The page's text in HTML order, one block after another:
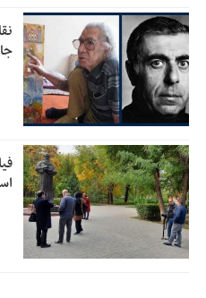
1:00 تمدید مهلت اظهارنامه‌های مالیاتی سال ۱۴۰۴ تا